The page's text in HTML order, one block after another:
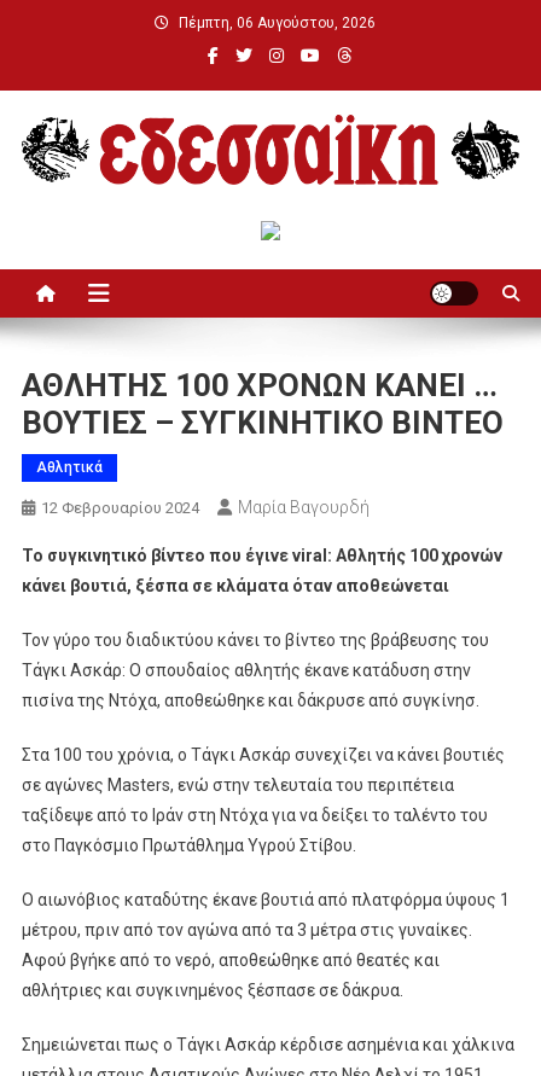
Πέμπτη, 06 Αυγούστου, 2026
ΑΘΛΗΤΗΣ 100 ΧΡΟΝΩΝ ΚΑΝΕΙ …
ΒΟΥΤΙΕΣ – ΣΥΓΚΙΝΗΤΙΚΟ ΒΙΝΤΕΟ
Αθλητικά
12 Φεβρουαρίου 2024 Μαρία Βαγουρδή
Το συγκινητικό βίντεο που έγινε viral: Αθλητής 100 χρονών
κάνει βουτιά, ξέσπα σε κλάματα όταν αποθεώνεται
Τον γύρο του διαδικτύου κάνει το βίντεο της βράβευσης του
Τάγκι Ασκάρ: Ο σπουδαίος αθλητής έκανε κατάδυση στην
πισίνα της Ντόχα, αποθεώθηκε και δάκρυσε από συγκίνησ.
Στα 100 του χρόνια, o Τάγκι Ασκάρ συνεχίζει να κάνει βουτιές
σε αγώνες Masters, ενώ στην τελευταία του περιπέτεια
ταξίδεψε από το Ιράν στη Ντόχα για να δείξει το ταλέντο του
στο Παγκόσμιο Πρωτάθλημα Υγρού Στίβου.
Ο αιωνόβιος καταδύτης έκανε βουτιά από πλατφόρμα ύψους 1
μέτρου, πριν από τον αγώνα από τα 3 μέτρα στις γυναίκες.
Αφού βγήκε από το νερό, αποθεώθηκε από θεατές και
αθλήτριες και συγκινημένος ξέσπασε σε δάκρυα.
Σημειώνεται πως ο Τάγκι Ασκάρ κέρδισε ασημένια και χάλκινα